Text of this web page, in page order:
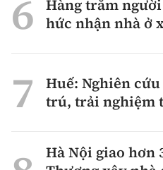
Hàng trăm
hức nhận nhà ở
Huế: Nghiên
trú, trải nghiệm
Hà Nội giao hơn